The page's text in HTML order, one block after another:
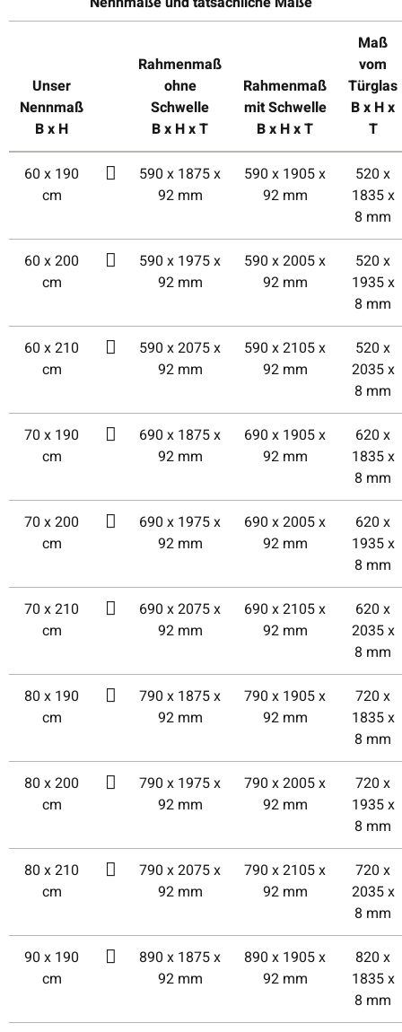
Unser
Nennmaß
B x H
Rahmenmaß
ohne
Schwelle
B x H x T
Rahmenmaß
mit Schwelle
B x H x T
Maß
vom
Türglas
B x H x
T
60 x 190
cm
590 x 1875 x
92 mm
590 x 1905 x
92 mm
520 x
1835 x
8 mm
60 x 200
cm
590 x 1975 x
92 mm
590 x 2005 x
92 mm
520 x
1935 x
8 mm
60 x 210
cm
590 x 2075 x
92 mm
590 x 2105 x
92 mm
520 x
2035 x
8 mm
70 x 190
cm
690 x 1875 x
92 mm
690 x 1905 x
92 mm
620 x
1835 x
8 mm
70 x 200
cm
690 x 1975 x
92 mm
690 x 2005 x
92 mm
620 x
1935 x
8 mm
70 x 210
cm
690 x 2075 x
92 mm
690 x 2105 x
92 mm
620 x
2035 x
8 mm
80 x 190
cm
790 x 1875 x
92 mm
790 x 1905 x
92 mm
720 x
1835 x
8 mm
80 x 200
cm
790 x 1975 x
92 mm
790 x 2005 x
92 mm
720 x
1935 x
8 mm
80 x 210
cm
790 x 2075 x
92 mm
790 x 2105 x
92 mm
720 x
2035 x
8 mm
90 x 190
cm
890 x 1875 x
92 mm
890 x 1905 x
92 mm
820 x
1835 x
8 mm